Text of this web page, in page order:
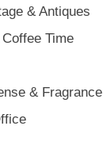
& Antiques
Time
& Fragrance